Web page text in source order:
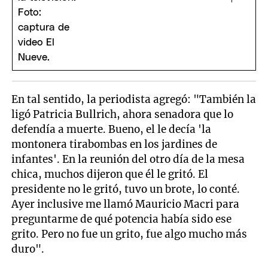
En tal sentido, la periodista agregó: "También la
ligó Patricia Bullrich, ahora senadora que lo
defendía a muerte. Bueno, el le decía 'la
montonera tirabombas en los jardines de
infantes'. En la reunión del otro día de la mesa
chica, muchos dijeron que él le gritó. El
presidente no le gritó, tuvo un brote, lo conté.
Ayer inclusive me llamó Mauricio Macri para
preguntarme de qué potencia había sido ese
grito. Pero no fue un grito, fue algo mucho más
duro".